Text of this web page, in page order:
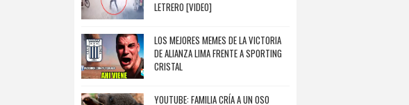
LETRERO [VIDEO]
LOS MEJORES MEMES DE LA VICTORIA
DE ALIANZA LIMA FRENTE A SPORTING
CRISTAL
YOUTUBE: FAMILIA CRÍA A UN OSO